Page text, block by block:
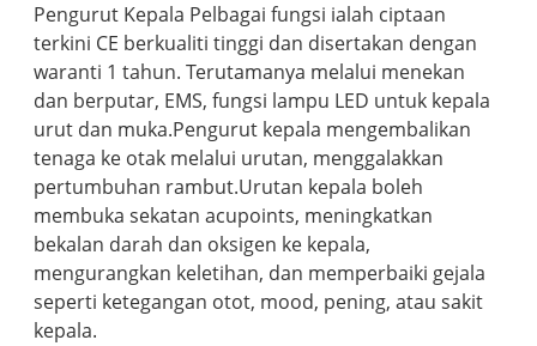
Pengurut Kepala Pelbagai fungsi ialah ciptaan
terkini CE berkualiti tinggi dan disertakan dengan
waranti 1 tahun. Terutamanya melalui menekan
dan berputar, EMS, fungsi lampu LED untuk kepala
urut dan muka.Pengurut kepala mengembalikan
tenaga ke otak melalui urutan, menggalakkan
pertumbuhan rambut.Urutan kepala boleh
membuka sekatan acupoints, meningkatkan
bekalan darah dan oksigen ke kepala,
mengurangkan keletihan, dan memperbaiki gejala
seperti ketegangan otot, mood, pening, atau sakit
kepala.